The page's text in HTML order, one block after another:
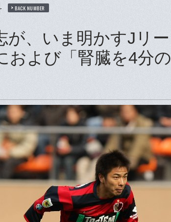
BACK NUMBER
が、いま明かすJリ
および「腎臓を4分